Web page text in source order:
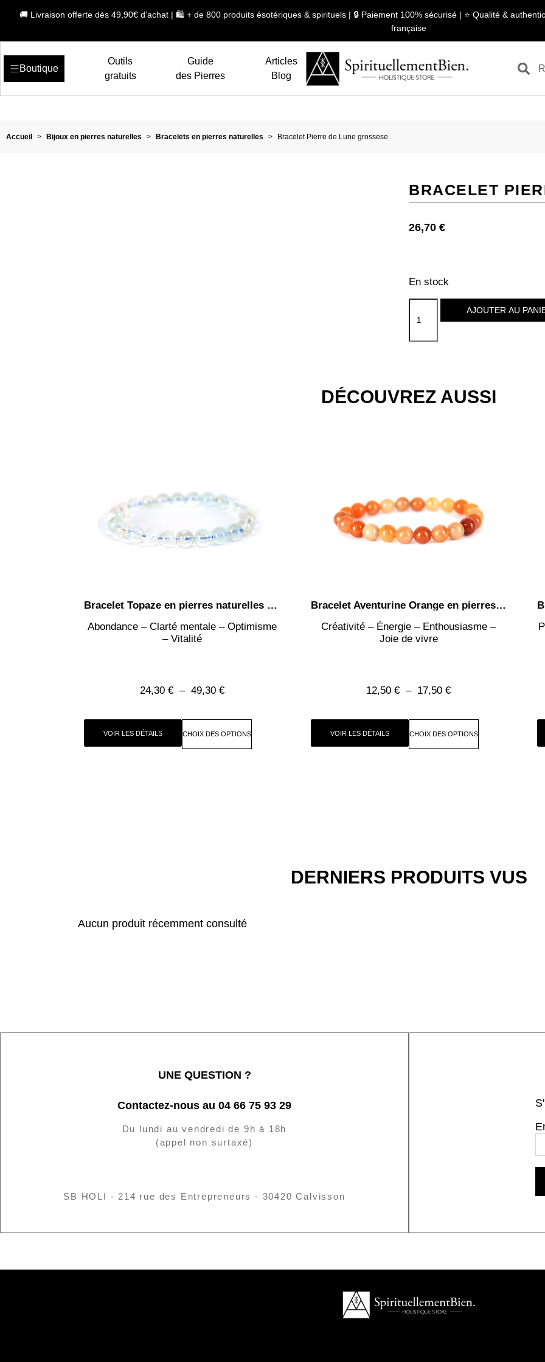
🚚 Livraison offerte dès 49,90€ d’achat | 🛍️ + de 800 produits ésotériques & spirituels | 🔒 Paiement 100% sécurisé | ⭐ Qualité &
française
Boutique
Outils
gratuits
Guide
des Pierres
Articles
Blog
Accueil > Bijoux en pierres naturelles > Bracelets en pierres naturelles > Bracelet Pierre de Lune grossese
BRACELET
26,70 €
En stock
AJOUTER AU
DÉCOUVREZ AUSSI
Bracelet Topaze en pierres naturelles – perles rondes de 4mm ou 8mm
Abondance – Clarté mentale – Optimisme
– Vitalité
24,30 € – 49,30 €
VOIR LES DÉTAILS CHOIX DES OPTIONS
Bracelet Aventurine Orange en pierres naturelles – perles rondes de 4mm ou 8mm
Créativité – Énergie – Enthousiasme –
Joie de vivre
12,50€ – 17,50€
VOIR LES DÉTAILS CHOIX DES OPTIONS
DERNIERS PRODUITS VUS
Aucun produit récemment consulté
UNE QUESTION ?
Contactez-nous au 04 66 75 93 29
Du lundi au vendredi de 9h à 18h
(appel non surtaxé)
SB HOLI - 214 rue des Entrepreneurs - 30420 Calvisson